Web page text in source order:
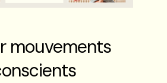
mouvements